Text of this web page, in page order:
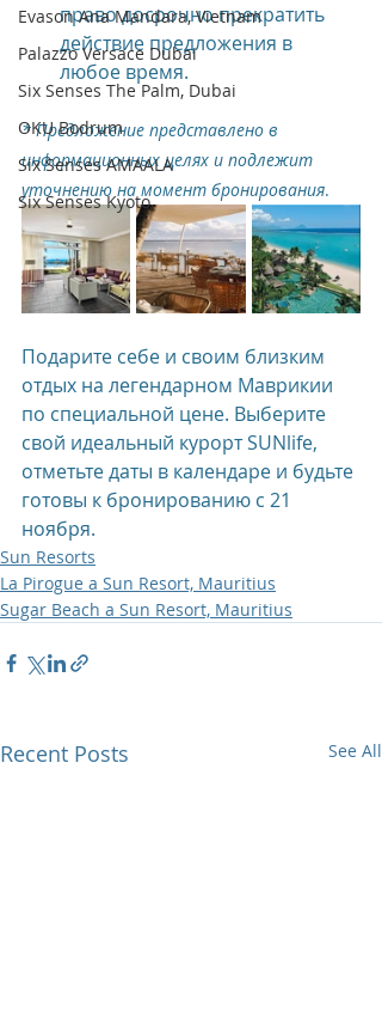
Evason Ana Mandara, Vietnam
Palazzo Versace Dubai
Six Senses The Palm, Dubai
OKU Bodrum
Six Senses AMAALA
Six Senses Kyoto
право досрочно прекратить
действие предложения в
любое время.
* Предложение представлено в
информационных целях и подлежит
уточнению на момент бронирования.
Подарите себе и своим близким
отдых на легендарном Маврикии
по специальной цене. Выберите
свой идеальный курорт SUNlife,
отметьте даты в календаре и будьте
готовы к бронированию с 21
ноября.
Sun Resorts
La Pirogue a Sun Resort, Mauritius
Sugar Beach a Sun Resort, Mauritius
Recent Posts See All